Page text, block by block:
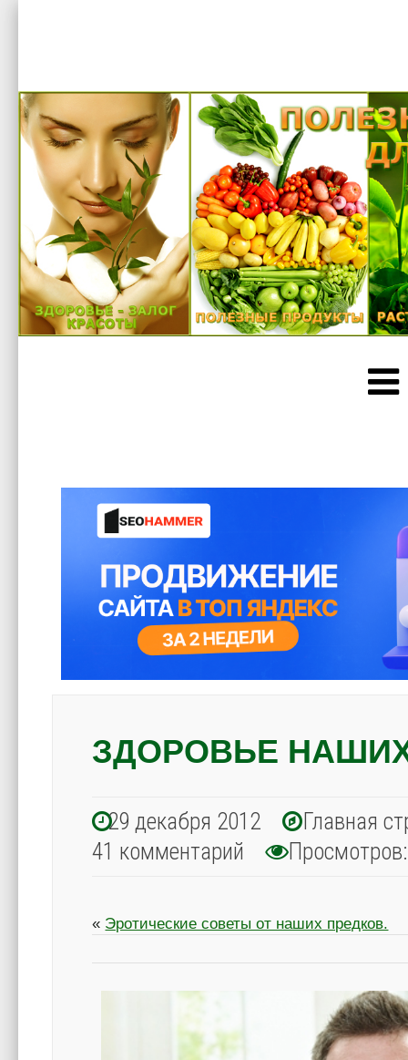
ЗДОРОВЬЕ
29 декабря 2012
Главная
41 комментарий
« Эротические советы от наших предков.